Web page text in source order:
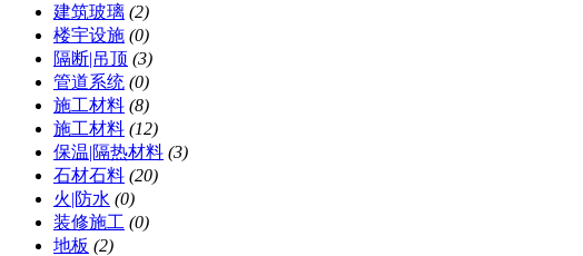
建筑玻璃 (2)
楼宇设施 (0)
隔断|吊顶 (3)
管道系统 (0)
施工材料 (8)
施工材料 (12)
保温|隔热材料 (3)
石材石料 (20)
火|防水 (0)
装修施工 (0)
地板 (2)